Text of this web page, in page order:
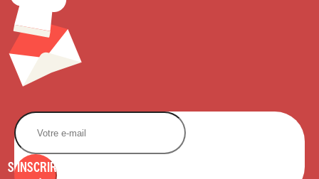
S'INSCRIRE